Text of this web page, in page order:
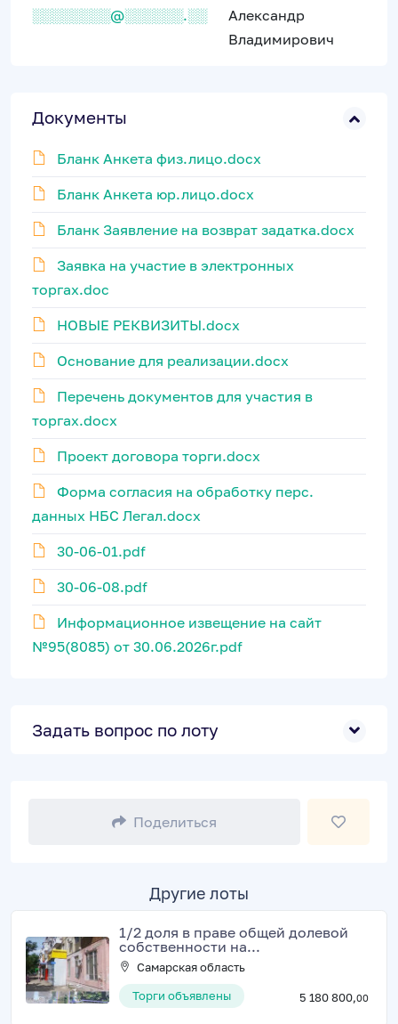
░░░░░░░░@░░░░░░.░░
Александр
Владимирович
Документы
Бланк Анкета физ.лицо.docx
Бланк Анкета юр.лицо.docx
Бланк Заявление на возврат задатка.docx
Заявка на участие в электронных
торгах.doc
НОВЫЕ РЕКВИЗИТЫ.docx
Основание для реализации.docx
Перечень документов для участия в
торгах.docx
Проект договора торги.docx
Форма согласия на обработку перс.
данных НБС Легал.docx
30-06-01.pdf
30-06-08.pdf
Информационное извещение на сайт
№95(8085) от 30.06.2026г.pdf
Задать вопрос по лоту
Поделиться
Другие лоты
1/2 доля в праве общей долевой
собственности на...
Самарская область
Торги объявлены
5 180 800,00